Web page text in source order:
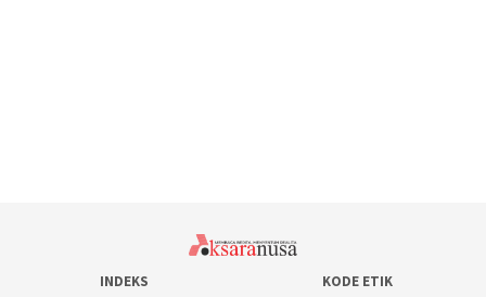
INDEKS KODE ETIK